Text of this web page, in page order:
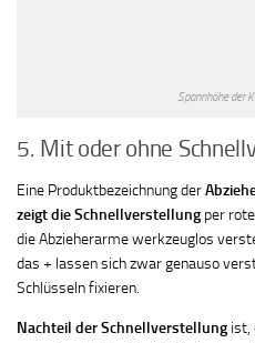
Spannhöhe der
5. Mit oder ohne
Eine Produktbezeichnung der
zeigt die Schnellverstellung per
die Abzieherarme werkzeuglos
das + lassen sich zwar genauso
Schlüsseln fixieren.
Nachteil der Schnellverstellung ist,